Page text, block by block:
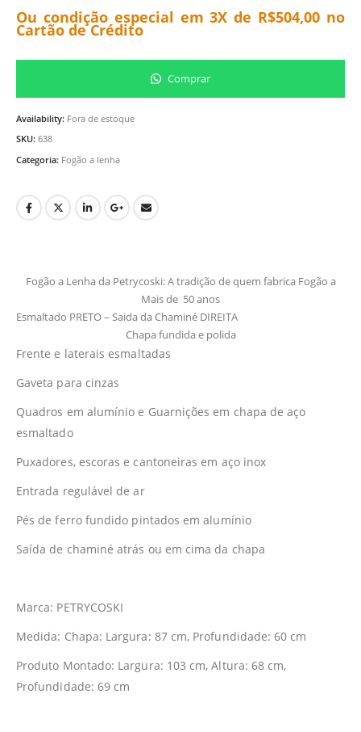
Ou condição especial em 3X de R$504,00 no
Cartão de Crédito
Comprar
Availability: Fora de estoque
SKU: 638
Categoria: Fogão a lenha
Fogão a Lenha da Petrycoski: A tradição de quem fabrica Fogão a
Mais de 50 anos
Esmaltado PRETO – Saida da Chaminé DIREITA
Chapa fundida e polida
Frente e laterais esmaltadas
Gaveta para cinzas
Quadros em alumínio e Guarnições em chapa de aço
esmaltado
Puxadores, escoras e cantoneiras em aço inox
Entrada regulável de ar
Pés de ferro fundido pintados em alumínio
Saída de chaminé atrás ou em cima da chapa
Marca: PETRYCOSKI
Medida: Chapa: Largura: 87 cm, Profundidade: 60 cm
Produto Montado: Largura: 103 cm, Altura: 68 cm,
Profundidade: 69 cm